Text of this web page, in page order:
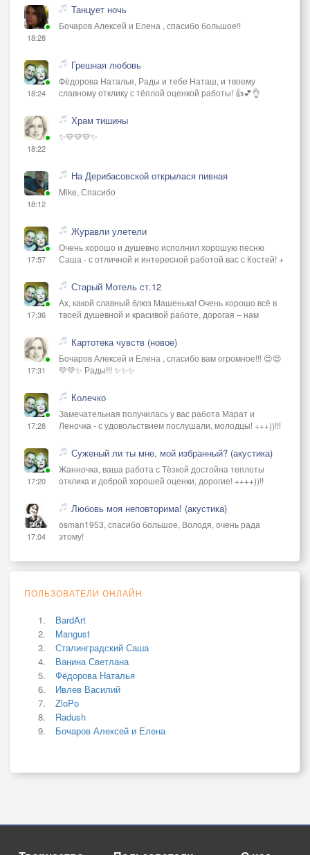
18:28
Танцует ночь
Бочаров Алексей и Елена , спасибо большое!!
18:24
Грешная любовь
Фёдорова Наталья, Рады и тебе Наташ, и твоему
славному отклику с тёплой оценкой работы! 👍💕👌
18:22
Храм тишины
✨💛💛💛✨
18:12
На Дерибасовской открылася пивная
Mike, Спасибо
17:57
Журавли улетели
Очень хорошо и душевно исполнил хорошую песню
Саша - с отличной и интересной работой вас с Костей! +
17:36
Старый Мотель ст.12
Ах, какой славный блюз Машенька! Очень хорошо всё в
твоей душевной и красивой работе, дорогая – нам
17:31
Картотека чувств (новое)
Бочаров Алексей и Елена , спасибо вам огромное!!! 😍😍
💛💛✨ Рады!!! ✨✨✨
17:28
Колечко
Замечательная получилась у вас работа Марат и
Леночка - с удовольствием послушали, молодцы! +++))!!!
17:20
Суженый ли ты мне, мой избранный? (акустика)
Жанночка, ваша работа с Тёзкой достойна теплоты
отклика и доброй хорошей оценки, дорогие! ++++))!!
17:04
Любовь моя неповторима! (акустика)
osman1953, спасибо большое, Володя, очень рада
этому!
ПОЛЬЗОВАТЕЛИ ОНЛАЙН
BardArt
Mangust
Сталинградский Саша
Ванина Светлана
Фёдорова Наталья
Ивлев Василий
ZloPo
Radush
Бочаров Алексей и Елена